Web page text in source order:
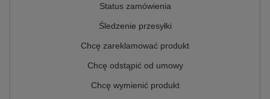
Status zamówienia
Śledzenie przesyłki
Chcę zareklamować produkt
Chcę odstąpić od umowy
Chcę wymienić produkt